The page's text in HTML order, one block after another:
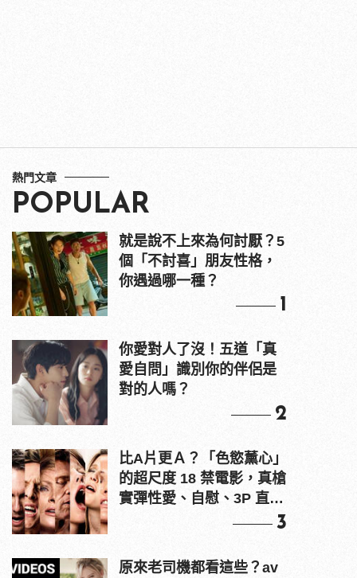
熱門文章
POPULAR
就是說不上來為何討厭？5
個「不討喜」朋友性格，
你遇過哪一種？
1
你愛對人了沒！五道「真
愛自問」識別你的伴侶是
對的人嗎？
2
比A片更Ａ？「色慾薰心」
的超尺度 18 禁電影，真槍
實彈性愛、自慰、3P 直接
3
原來老司機都看這些？av